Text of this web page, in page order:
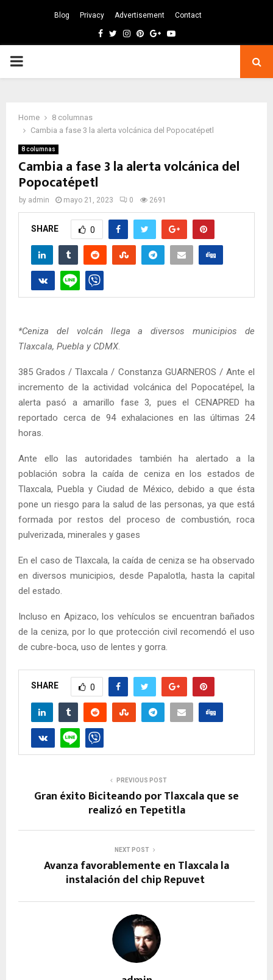
Blog Privacy Advertisement Contact
Facebook
TwitterInstagram
Pinterest
GoogleYoutube
PRIMARY
Home
8 columnas
Cambia a fase 3 la alerta volcánica del Popocatépetl
8 columnas
Cambia a fase 3 la alerta volcánica del
Popocatépetl
by admin mayo 21, 2023 0 2691
SHARE 0
*Ceniza del volcán llega a diversos municipios de
Tlaxcala, Puebla y CDMX.
385 Grados / Tlaxcala / Constanza GUARNEROS / Ante el
incremento de la actividad volcánica del Popocatépel, la
alerta pasó a amarillo fase 3, pues el CENAPRED ha
reportado cerca de 94 exhalaciones en las últimas 24
horas.
Ante ello las autoridades también ha alertado a la
población sobra la caída de ceniza en los estados de
Tlaxcala, Puebla y Ciudad de México, debido a que ésta
pone un riesgo para la salud de las personas, ya que está
formada por restos del proceso de combustión, roca
pulverizada, minerales y gases
En el caso de Tlaxcala, la caída de ceniza se ha observado
en diversos municipios, desde Papalotla, hasta la capital
del estado.
Incluso en Apizaco, los vehículos se encuentran bañados
de la ceniza, por lo que protección civil recomendó el uso
de cubre-boca, uso de lentes y gorra.
SHARE 0
PREVIOUS POST
Gran éxito Biciteando por Tlaxcala que se
realizó en Tepetitla
NEXT POST
Avanza favorablemente en Tlaxcala la
instalación del chip Repuvet